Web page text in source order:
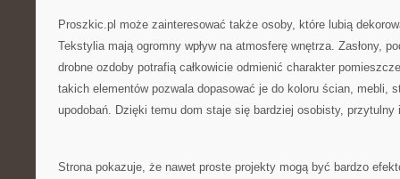
Proszkic.pl może zainteresować także osoby, które lubią
Tekstylia mają ogromny wpływ na atmosferę wnętrza. Zasłony,
drobne ozdoby potrafią całkowicie odmienić charakter
takich elementów pozwala dopasować je do koloru ścian, mebli,
upodobań. Dzięki temu dom staje się bardziej osobisty, przytulny
Strona pokazuje, że nawet proste projekty mogą być bardzo